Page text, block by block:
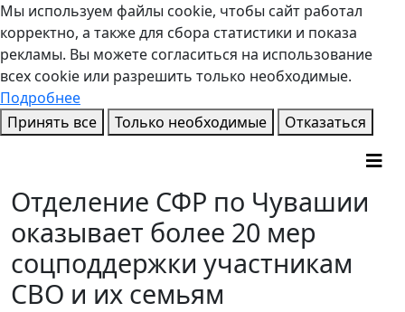
Мы используем файлы cookie, чтобы сайт работал
корректно, а также для сбора статистики и показа
рекламы. Вы можете согласиться на использование
всех cookie или разрешить только необходимые.
Подробнее
Принять все
Только необходимые Отказаться
Отделение СФР по Чувашии
оказывает более 20 мер
соцподдержки участникам
СВО и их семьям